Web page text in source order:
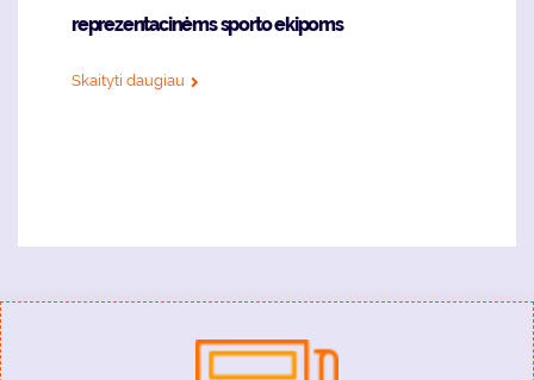
reprezentacinėms sporto ekipoms
Skaityti daugiau